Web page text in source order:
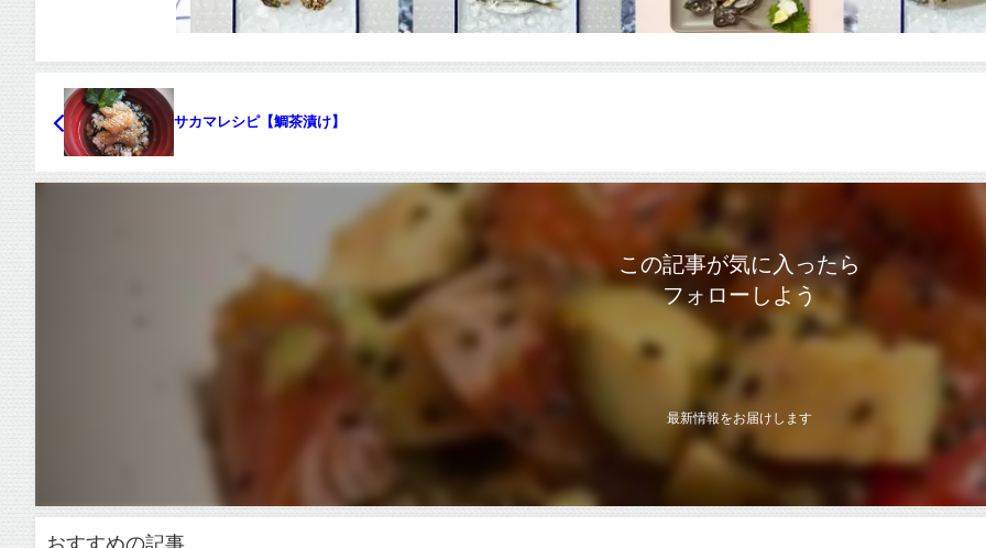
サカマレシピ【鯛茶漬け】
この記事が気に入ったら
フォローしよう
最新情報をお届けします
おすすめの記事